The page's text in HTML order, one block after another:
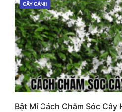
CATEGORIES
CÂY CẢNH
Bật Mí Cách Chăm Sóc Cây